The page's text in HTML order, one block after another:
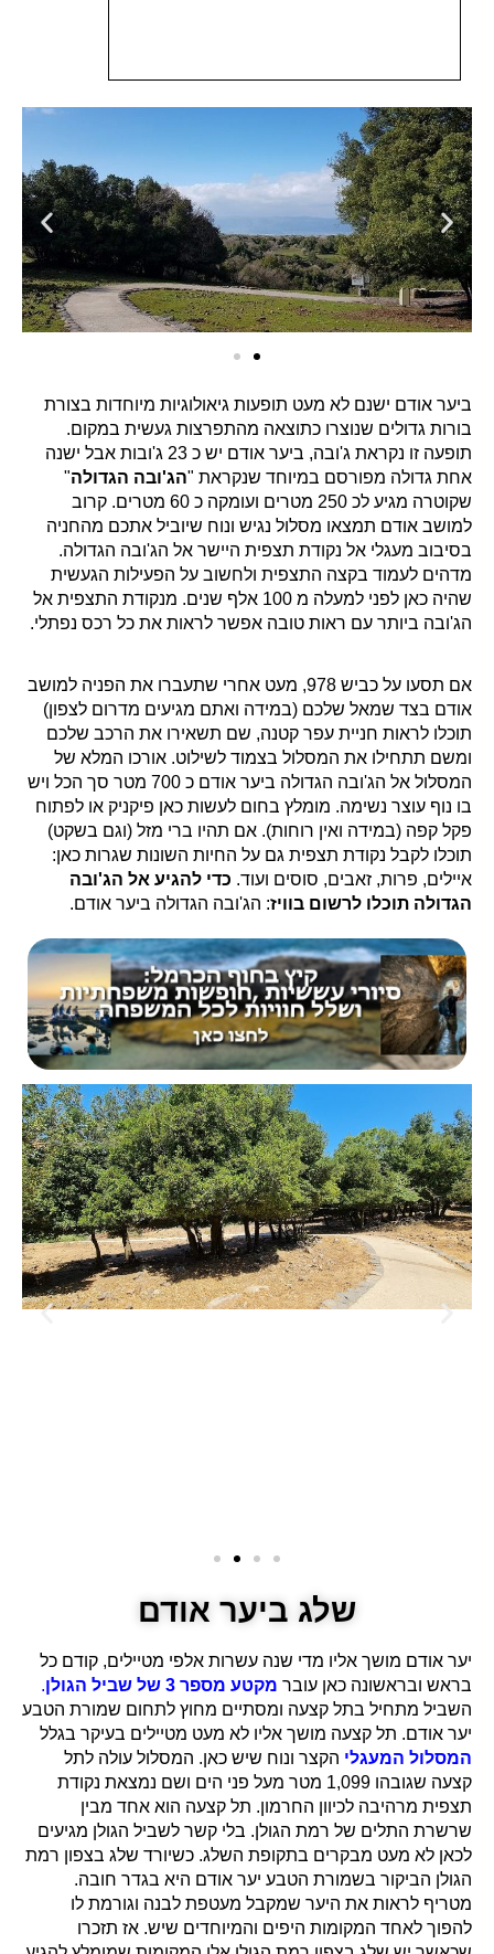
ביער אודם ישנם לא מעט תופעות גיאולוגיות מיוחדות בצורת
בורות גדולים שנוצרו כתוצאה מהתפרצות געשית במקום.
תופעה זו נקראת ג'ובה, ביער אודם יש כ 23 ג'ובות אבל ישנה
אחת גדולה מפורסם במיוחד שנקראת "הג'ובה הגדולה"
שקוטרה מגיע לכ 250 מטרים ועומקה כ 60 מטרים. קרוב
למושב אודם תמצאו מסלול נגיש ונוח שיוביל אתכם מהחניה
בסיבוב מעגלי אל נקודת תצפית היישר אל הג'ובה הגדולה.
מדהים לעמוד בקצה התצפית ולחשוב על הפעילות הגעשית
שהיה כאן לפני למעלה מ 100 אלף שנים. מנקודת התצפית אל
הג'ובה ביותר עם ראות טובה אפשר לראות את כל רכס נפתלי.
אם תסעו על כביש 978, מעט אחרי שתעברו את הפניה למושב
אודם בצד שמאל שלכם (במידה ואתם מגיעים מדרום לצפון)
תוכלו לראות חניית עפר קטנה, שם תשאירו את הרכב שלכם
ומשם תתחילו את המסלול בצמוד לשילוט. אורכו המלא של
המסלול אל הג'ובה הגדולה ביער אודם כ 700 מטר סך הכל ויש
בו נוף עוצר נשימה. מומלץ בחום לעשות כאן פיקניק או לפתוח
פקל קפה (במידה ואין רוחות). אם תהיו ברי מזל (וגם בשקט)
תוכלו לקבל נקודת תצפית גם על החיות השונות שגרות כאן:
איילים, פרות, זאבים, סוסים ועוד. כדי להגיע אל הג'ובה
הגדולה תוכלו לרשום בוויז: הג'ובה הגדולה ביער אודם.
שלג ביער אודם
יער אודם מושך אליו מדי שנה עשרות אלפי מטיילים, קודם כל
בראש ובראשונה כאן עובר מקטע מספר 3 של שביל הגולן
.
השביל מתחיל בתל קצעה ומסתיים מחוץ לתחום שמורת הטבע
יער אודם. תל קצעה מושך אליו לא מעט מטיילים בעיקר בגלל
המסלול המעגלי הקצר ונוח שיש כאן. המסלול עולה לתל
קצעה שגובהו 1,099 מטר מעל פני הים ושם נמצאת נקודת
תצפית מרהיבה לכיוון החרמון. תל קצעה הוא אחד מבין
שרשרת התלים של רמת הגולן. בלי קשר לשביל הגולן מגיעים
לכאן לא מעט מבקרים בתקופת השלג. כשיורד שלג בצפון רמת
הגולן הביקור בשמורת הטבע יער אודם היא בגדר חובה.
מטריף לראות את היער שמקבל מעטפת לבנה וגורמת לו
להפוך לאחד המקומות היפים והמיוחדים שיש. אז תזכרו